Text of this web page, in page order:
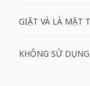
GIẶT VÀ LÀ MẶT
KHÔNG SỬ